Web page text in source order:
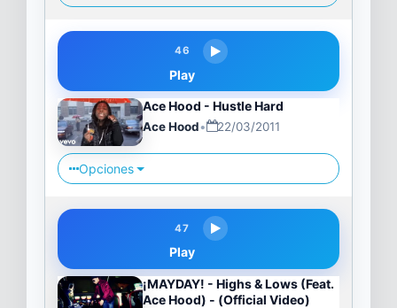
46
Play
Ace Hood - Hustle Hard
Ace Hood• 22/03/2011
Opciones
47
Play
¡MAYDAY! - Highs & Lows (Feat.
Ace Hood) - (Official Video)